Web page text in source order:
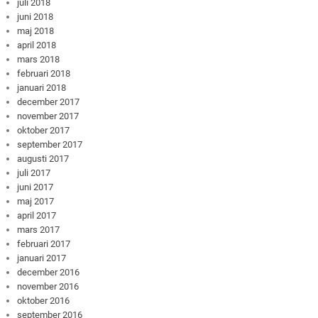
juli 2018
juni 2018
maj 2018
april 2018
mars 2018
februari 2018
januari 2018
december 2017
november 2017
oktober 2017
september 2017
augusti 2017
juli 2017
juni 2017
maj 2017
april 2017
mars 2017
februari 2017
januari 2017
december 2016
november 2016
oktober 2016
september 2016